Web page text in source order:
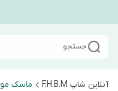
جستجو
آنلاین شاپ F.H.B.M ماسک مو